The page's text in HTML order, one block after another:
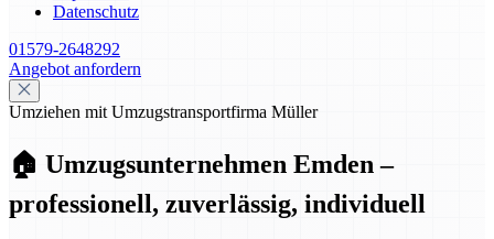
Datenschutz
01579-2648292
Angebot anfordern
Umziehen mit Umzugstransportfirma Müller
🏠 Umzugsunternehmen Emden –
professionell, zuverlässig, individuell